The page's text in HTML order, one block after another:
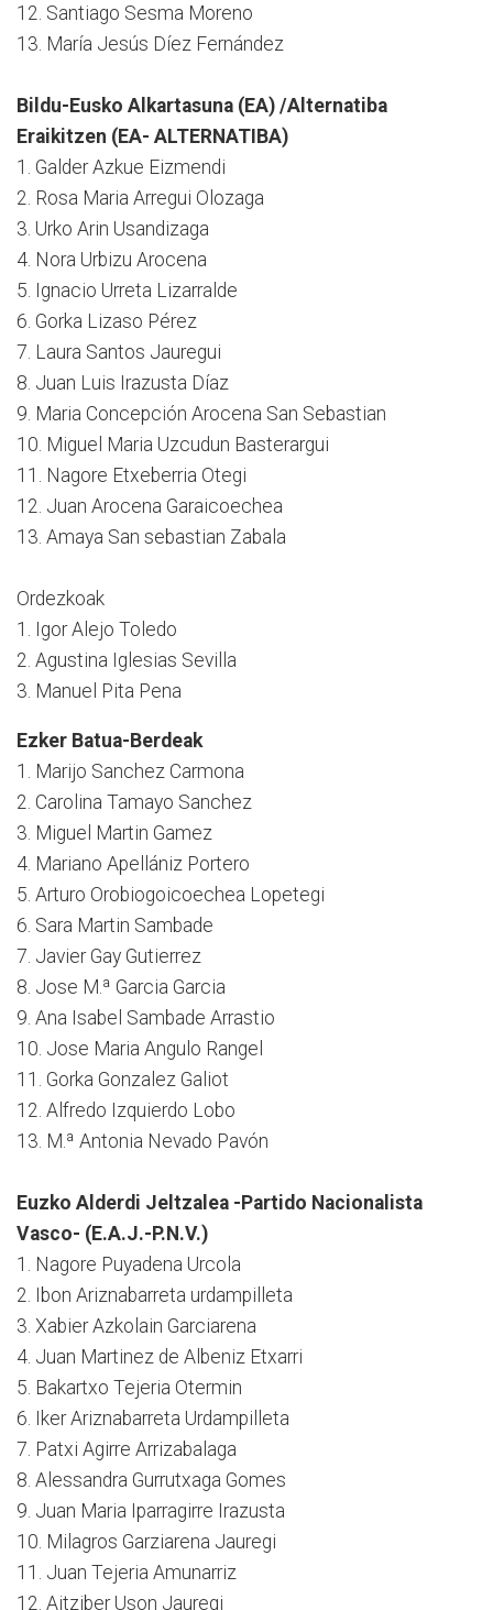
12. Santiago Sesma Moreno
13. María Jesús Díez Fernández
Bildu-Eusko Alkartasuna (EA) /Alternatiba
Eraikitzen (EA- ALTERNATIBA)
1. Galder Azkue Eizmendi
2. Rosa Maria Arregui Olozaga
3. Urko Arin Usandizaga
4. Nora Urbizu Arocena
5. Ignacio Urreta Lizarralde
6. Gorka Lizaso Pérez
7. Laura Santos Jauregui
8. Juan Luis Irazusta Díaz
9. Maria Concepción Arocena San Sebastian
10. Miguel Maria Uzcudun Basterargui
11. Nagore Etxeberria Otegi
12. Juan Arocena Garaicoechea
13. Amaya San sebastian Zabala
Ordezkoak
1. Igor Alejo Toledo
2. Agustina Iglesias Sevilla
3. Manuel Pita Pena
Ezker Batua-Berdeak
1. Marijo Sanchez Carmona
2. Carolina Tamayo Sanchez
3. Miguel Martin Gamez
4. Mariano Apellániz Portero
5. Arturo Orobiogoicoechea Lopetegi
6. Sara Martin Sambade
7. Javier Gay Gutierrez
8. Jose M.ª Garcia Garcia
9. Ana Isabel Sambade Arrastio
10. Jose Maria Angulo Rangel
11. Gorka Gonzalez Galiot
12. Alfredo Izquierdo Lobo
13. M.ª Antonia Nevado Pavón
Euzko Alderdi Jeltzalea -Partido Nacionalista
Vasco- (E.A.J.-P.N.V.)
1. Nagore Puyadena Urcola
2. Ibon Ariznabarreta urdampilleta
3. Xabier Azkolain Garciarena
4. Juan Martinez de Albeniz Etxarri
5. Bakartxo Tejeria Otermin
6. Iker Ariznabarreta Urdampilleta
7. Patxi Agirre Arrizabalaga
8. Alessandra Gurrutxaga Gomes
9. Juan Maria Iparragirre Irazusta
10. Milagros Garziarena Jauregi
11. Juan Tejeria Amunarriz
12. Aitziber Uson Jauregi